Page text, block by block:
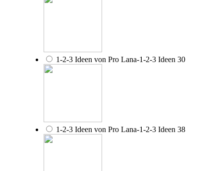
1-2-3 Ideen von Pro Lana-1-2-3 Ideen 30
1-2-3 Ideen von Pro Lana-1-2-3 Ideen 38